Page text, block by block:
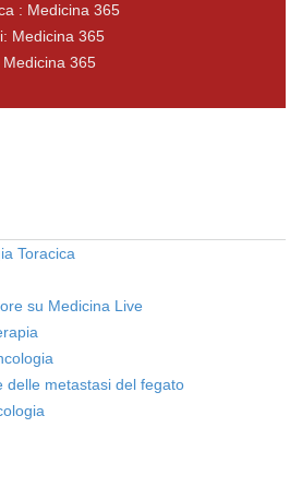
: Medicina 365
Medicina 365
365
Toracica
su Medicina Live
delle metastasi del fegato